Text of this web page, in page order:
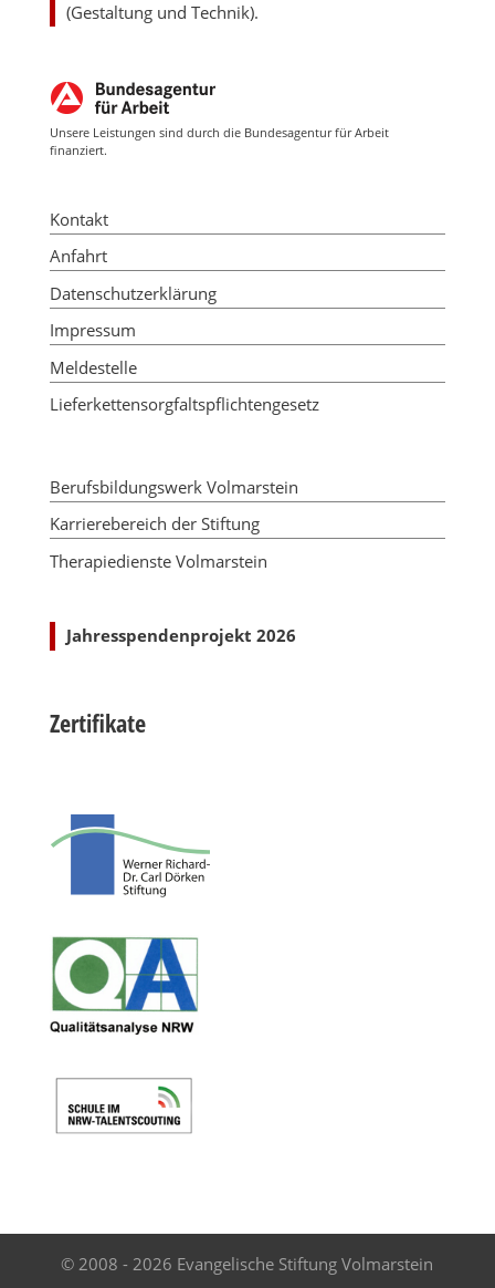
(Gestaltung und Technik).
Unsere Leistungen sind durch die Bundesagentur für Arbeit
finanziert.
Kontakt
Anfahrt
Datenschutzerklärung
Impressum
Meldestelle
Lieferkettensorgfaltspflichtengesetz
Berufsbildungswerk Volmarstein
Karrierebereich der Stiftung
Therapiedienste Volmarstein
Jahresspendenprojekt 2026
Zertifikate
© 2008 - 2026 Evangelische Stiftung Volmarstein